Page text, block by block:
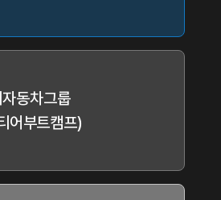
동차그룹
어부트캠프)